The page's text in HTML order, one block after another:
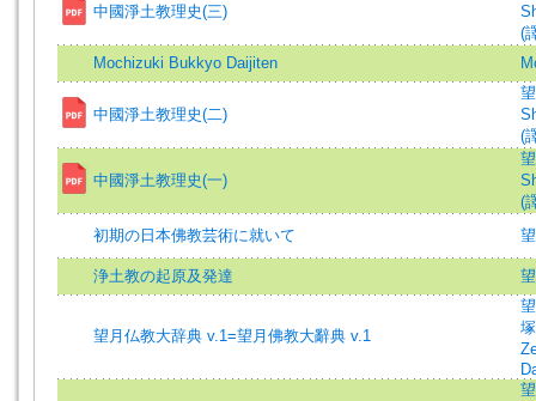
中國淨土教理史(三)
(
Mochizuki Bukkyo Daijiten
中國淨土教理史(二)
(
中國淨土教理史(一)
(
初期の日本佛教芸術に就いて
浄土教の起原及発達
望月仏教大辞典 v.1=望月佛教大辭典 v.1